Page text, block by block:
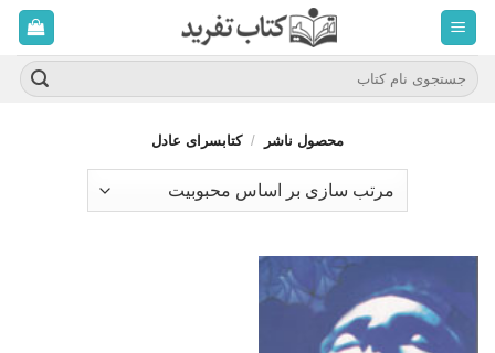
محتوا
برویدجستجو
برای:
محصول ناشر / کتابسرای عادل